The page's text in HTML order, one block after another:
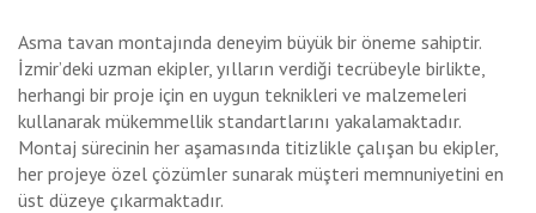
Asma tavan montajında deneyim büyük bir öneme sahiptir.
İzmir’deki uzman ekipler, yılların verdiği tecrübeyle birlikte,
herhangi bir proje için en uygun teknikleri ve malzemeleri
kullanarak mükemmellik standartlarını yakalamaktadır.
Montaj sürecinin her aşamasında titizlikle çalışan bu ekipler,
her projeye özel çözümler sunarak müşteri memnuniyetini en
üst düzeye çıkarmaktadır.